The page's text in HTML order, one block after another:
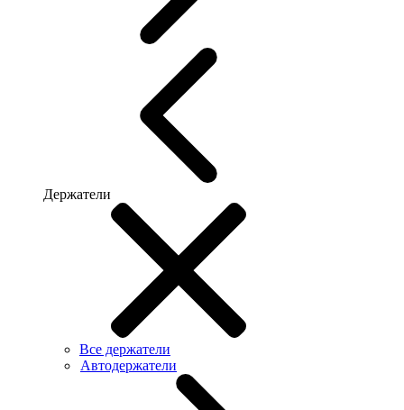
Держатели
Все держатели
Автодержатели